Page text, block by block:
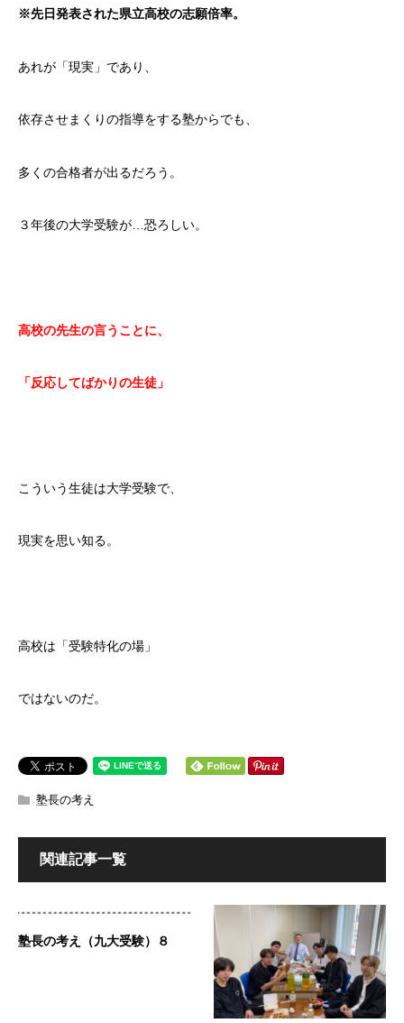
※先日発表された県立高校の志願倍率。
あれが「現実」であり、
依存させまくりの指導をする塾からでも、
多くの合格者が出るだろう。
３年後の大学受験が…恐ろしい。
高校の先生の言うことに、
「反応してばかりの生徒」
こういう生徒は大学受験で、
現実を思い知る。
高校は「受験特化の場」
ではないのだ。
塾長の考え
関連記事一覧
塾長の考え（九大受験）８